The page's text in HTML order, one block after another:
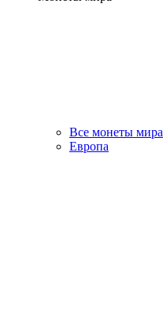
Все монеты мира
Европа